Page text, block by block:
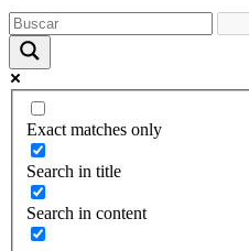
Exact matches only
Search in title
Search in content